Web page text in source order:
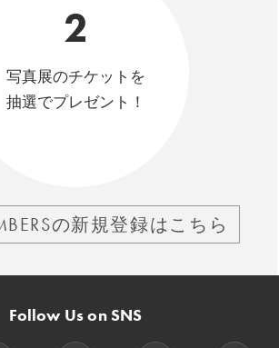
2
写真展のチケットを
抽選でプレゼント！
の新規登録はこちら
Follow Us on SNS